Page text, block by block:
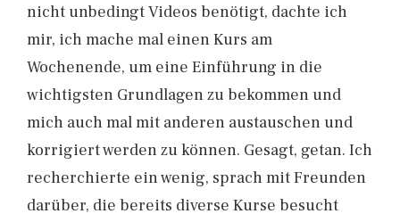
nicht unbedingt Videos benötigt, dachte ich
mir, ich mache mal einen Kurs am
Wochenende, um eine Einführung in die
wichtigsten Grundlagen zu bekommen und
mich auch mal mit anderen austauschen und
korrigiert werden zu können. Gesagt, getan. Ich
recherchierte ein wenig, sprach mit Freunden
darüber, die bereits diverse Kurse besucht